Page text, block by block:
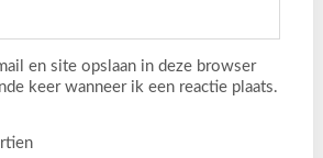
en site opslaan in deze browser
keer wanneer ik een reactie plaats.